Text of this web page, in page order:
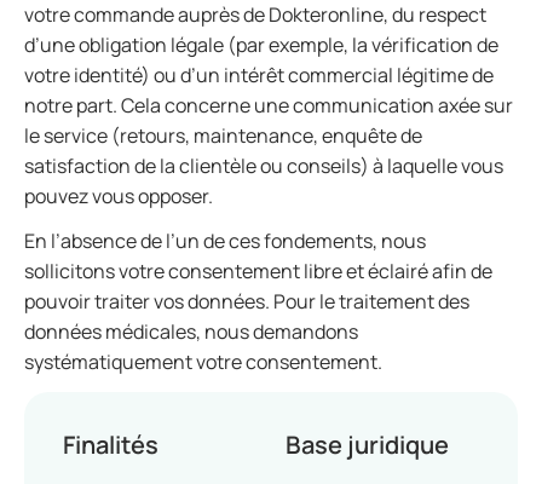
votre commande auprès de Dokteronline, du respect
d’une obligation légale (par exemple, la vérification de
votre identité) ou d’un intérêt commercial légitime de
notre part. Cela concerne une communication axée sur
le service (retours, maintenance, enquête de
satisfaction de la clientèle ou conseils) à laquelle vous
pouvez vous opposer.
En l’absence de l’un de ces fondements, nous
sollicitons votre consentement libre et éclairé afin de
pouvoir traiter vos données. Pour le traitement des
données médicales, nous demandons
systématiquement votre consentement.
Finalités Base juridique